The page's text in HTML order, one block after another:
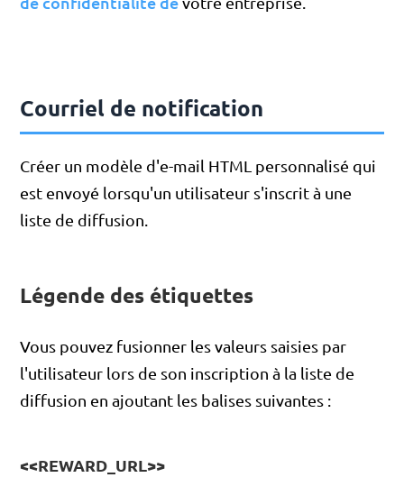
Courriel de notification
Créer un modèle d'e-mail HTML personnalisé qui
est envoyé lorsqu'un utilisateur s'inscrit à une
liste de diffusion.
Légende des étiquettes
Vous pouvez fusionner les valeurs saisies par
l'utilisateur lors de son inscription à la liste de
diffusion en ajoutant les balises suivantes :
<<REWARD_URL>>